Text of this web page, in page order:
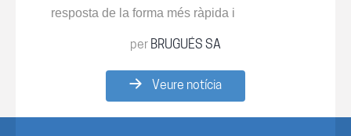
resposta de la forma més ràpida i
per BRUGUÉS SA
Veure notícia